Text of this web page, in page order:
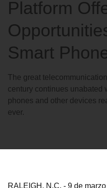
Platform
Smart
The great
century continues unabated
phones and other devices
ever.
RALEIGH, N.C. - 9 de